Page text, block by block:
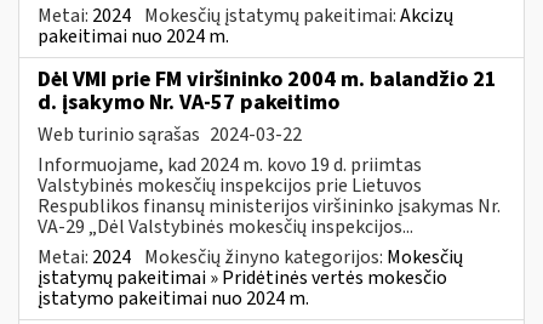
Metai: 2024 Mokesčių įstatymų pakeitimai:Akcizų
pakeitimai nuo 2024 m.
Dėl VMI prie FM viršininko 2004 m. balandžio 21
d. įsakymo Nr. VA-57 pakeitimo
Web turinio sąrašas 2024-03-22
Informuojame, kad 2024 m. kovo 19 d. priimtas
Valstybinės mokesčių inspekcijos prie Lietuvos
Respublikos finansų ministerijos viršininko įsakymas Nr.
VA-29 „Dėl Valstybinės mokesčių inspekcijos...
Metai: 2024 Mokesčių žinyno kategorijos: Mokesčių
įstatymų pakeitimai » Pridėtinės vertės mokesčio
įstatymo pakeitimai nuo 2024 m.